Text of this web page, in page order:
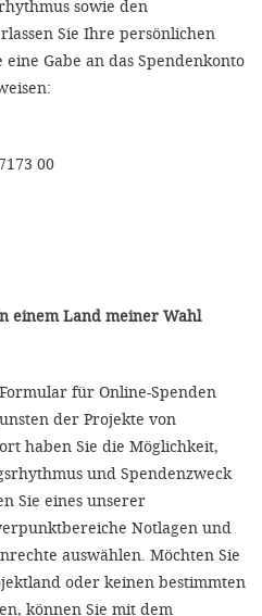
sowie den
Sie Ihre persönlichen
Gabe an das Spendenkonto
00
einem Land meiner Wahl
für Online-Spenden
der Projekte von
haben Sie die Möglichkeit,
und Spendenzweck
Sie eines unserer
Notlagen und
auswählen. Möchten Sie
oder keinen bestimmten
können Sie mit dem